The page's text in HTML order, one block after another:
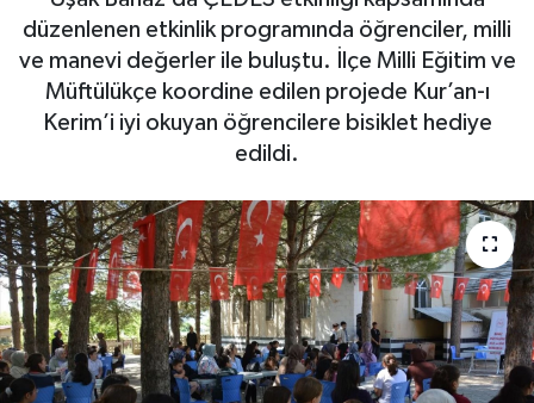
düzenlenen etkinlik programında öğrenciler, milli
ve manevi değerler ile buluştu. İlçe Milli Eğitim ve
Müftülükçe koordine edilen projede Kur’an-ı
Kerim’i iyi okuyan öğrencilere bisiklet hediye
edildi.